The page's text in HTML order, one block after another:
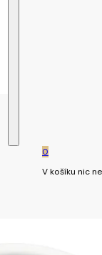
0
V košíku nic